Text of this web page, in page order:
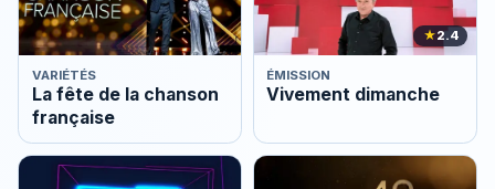
VARIÉTÉS
La fête de la chanson
française
★2.4
ÉMISSION
Vivement dimanche